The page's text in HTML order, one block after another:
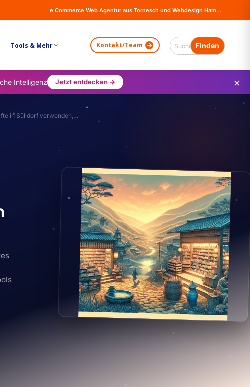
e Commerce Web Agentur aus Tornesch und Webdesign Hamburg - Online Shops, Firma Website Erstellung - Magento - Wordpress - WooCommerce
Tools & Mehr Kontakt/Team
Intelligenz Jetzt entdecken → ×
in Sülldorf verwenden,…